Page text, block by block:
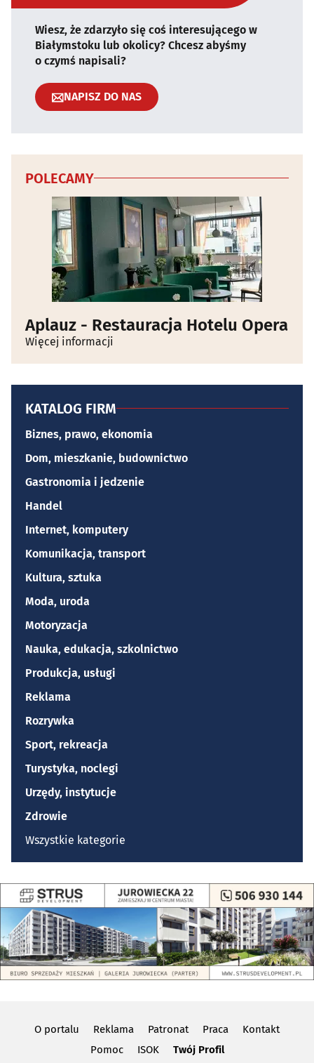
Wiesz, że zdarzyło się coś interesującego w
Białymstoku lub okolicy? Chcesz abyśmy
o czymś napisali?
NAPISZ DO NAS
POLECAMY
Aplauz - Restauracja Hotelu Opera
Więcej informacji
KATALOG FIRM
Biznes, prawo, ekonomia
Dom, mieszkanie, budownictwo
Gastronomia i jedzenie
Handel
Internet, komputery
Komunikacja, transport
Kultura, sztuka
Moda, uroda
Motoryzacja
Nauka, edukacja, szkolnictwo
Produkcja, usługi
Reklama
Rozrywka
Sport, rekreacja
Turystyka, noclegi
Urzędy, instytucje
Zdrowie
Wszystkie kategorie
O portalu Reklama Patronat Praca
Kontakt
Pomoc
ISOK Twój Profil